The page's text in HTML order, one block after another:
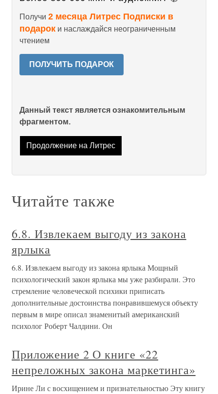
Получи 2 месяца Литрес Подписки в
подарок и наслаждайся неограниченным
чтением
ПОЛУЧИТЬ ПОДАРОК
Данный текст является ознакомительным
фрагментом.
Продолжение на Литрес
Читайте также
6.8. Извлекаем выгоду из закона
ярлыка
6.8. Извлекаем выгоду из закона ярлыка Мощный
психологический закон ярлыка мы уже разбирали. Это
стремление человеческой психики приписать
дополнительные достоинства понравившемуся объекту
первым в мире описал знаменитый американский
психолог Роберт Чалдини. Он
Приложение 2 О книге «22
непреложных закона маркетинга»
Ирине Ли с восхищением и признательностью Эту книгу